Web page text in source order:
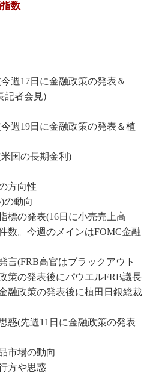
数
週17日に金融政策の発表＆
記者会見)
週19日に金融政策の発表＆植
国の長期金利)
方向性
の動向
標の発表(16日に小売売上高
数。今週のメインはFOMC金融
言(FRB高官はブラックアウト
策の発表後にパウエルFRB議長
融政策の発表後に植田日銀総裁
惑(先週11日に金融政策の発表
市場の動向
方や思惑